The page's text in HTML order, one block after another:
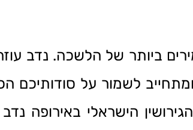
ביותר של הלשכה. נדב עוזר
לשמור על סודותיכם
הישראלי באירופה נדב